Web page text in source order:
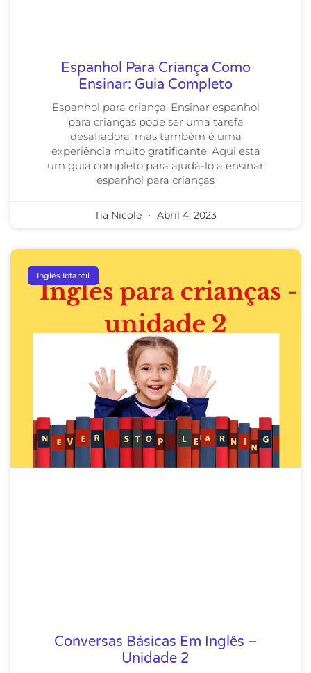
Espanhol Para Criança Como
Ensinar: Guia Completo
Espanhol para criança. Ensinar espanhol
para crianças pode ser uma tarefa
desafiadora, mas também é uma
experiência muito gratificante. Aqui está
um guia completo para ajudá-lo a ensinar
espanhol para crianças
Tia Nicole Abril 4, 2023
Inglês Infantil
Conversas Básicas Em Inglês –
Unidade 2